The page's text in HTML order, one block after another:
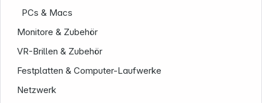
PCs & Macs
Monitore & Zubehör
VR-Brillen & Zubehör
Festplatten & Computer-Laufwerke
Netzwerk